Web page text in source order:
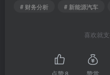
# 财务分析
# 新能源汽车
喜欢就